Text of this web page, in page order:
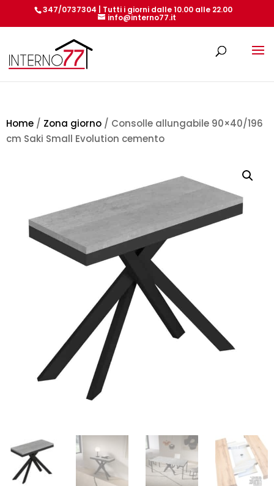
347/0737304 | Tutti i giorni dalle 10.00 alle 22.00
info@interno77.it
Home / Zona giorno / Consolle allungabile 90×40/196
cm Saki Small Evolution cemento